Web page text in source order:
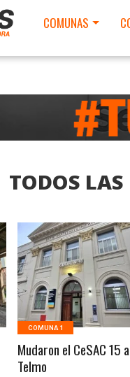
COMUNAS
TODOS
LEER MAS
COMUNA 1
Mudaron el CeSAC 15
Telmo